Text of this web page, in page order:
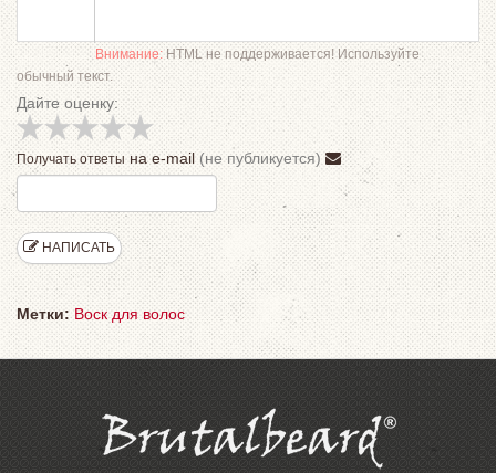
Внимание: HTML не поддерживается! Используйте
обычный текст.
Дайте оценку:
Получать ответы на e-mail (не публикуется)
НАПИСАТЬ
Метки: Воск для волос